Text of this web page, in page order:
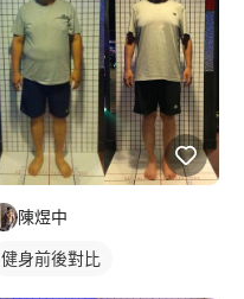
陳煜中
健身前後對比